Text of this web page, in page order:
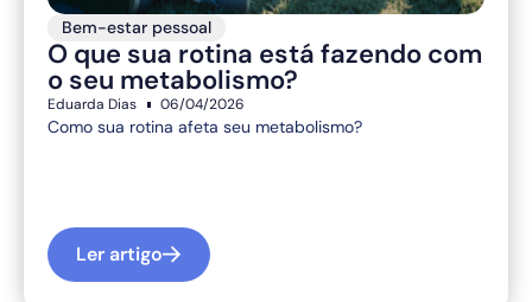
Bem-estar pessoal
O que sua rotina está fazendo com
o seu metabolismo?
Eduarda Dias 06/04/2026
Como sua rotina afeta seu metabolismo?
Ler artigo